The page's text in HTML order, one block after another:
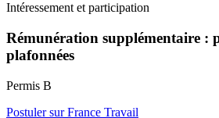
Intéressement et participation
Rémunération supplémentaire :
plafonnées
Permis B
Postuler sur France Travail